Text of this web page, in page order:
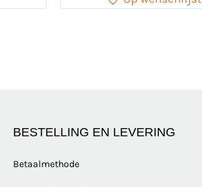
BESTELLING EN LEVERING
Betaalmethode